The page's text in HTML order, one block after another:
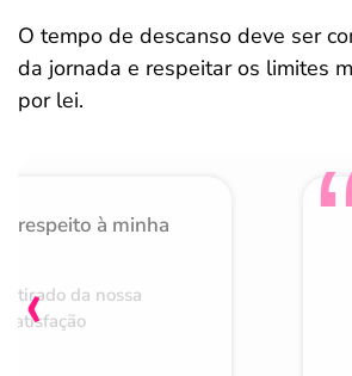
O tempo de descanso deve ser
da jornada e respeitar os limites
por lei.
respeito à minha
da nossa
‹